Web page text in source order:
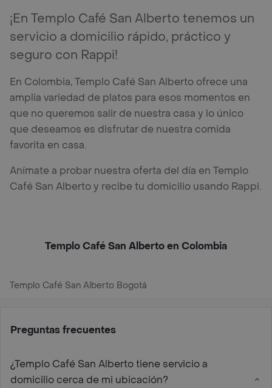
¡En Templo Café San Alberto tenemos un
servicio a domicilio rápido, práctico y
seguro con Rappi!
En Colombia, Templo Café San Alberto ofrece una
amplia variedad de platos para esos momentos en
que no queremos salir de nuestra casa y lo único
que deseamos es disfrutar de nuestra comida
favorita en casa.
Anímate a probar nuestra oferta del día en Templo
Café San Alberto y recibe tu domicilio usando Rappi.
Templo Café San Alberto en Colombia
Templo Café San Alberto Bogotá
Preguntas frecuentes
¿Templo Café San Alberto tiene servicio a
domicilio cerca de mi ubicación?